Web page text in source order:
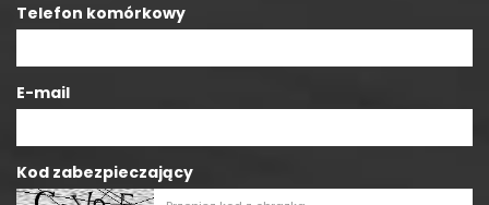
Telefon komórkowy
E-mail
Kod zabezpieczający